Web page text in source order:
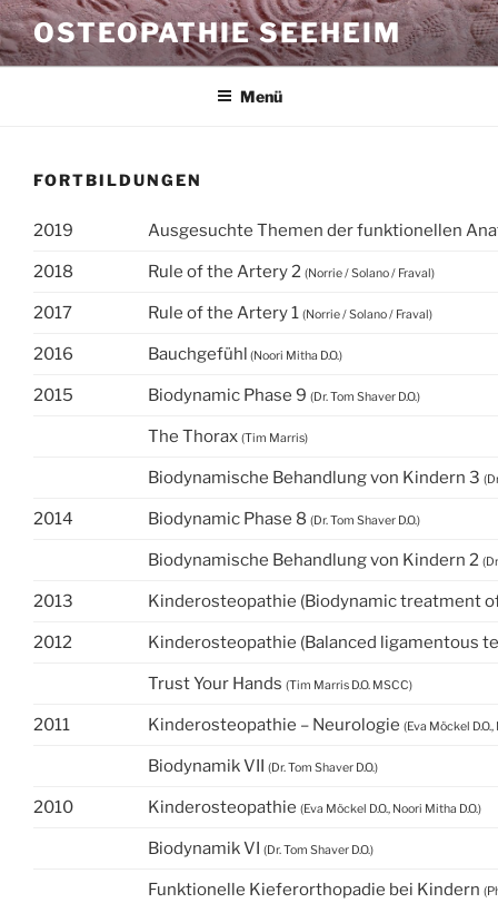
Zum
Inhalt
springen
OSTEOPATHIE SEEHEIM
Menü
FORTBILDUNGEN
2019 Ausgesuchte Themen der funktionellen
2018 Rule of the Artery 2 (Norrie / Solano / Fraval)
2017 Rule of the Artery 1 (Norrie / Solano / Fraval)
2016 Bauchgefühl (Noori Mitha D.O.)
2015 Biodynamic Phase 9 (Dr. Tom Shaver D.O.)
The Thorax (Tim Marris)
Biodynamische Behandlung von Kindern 3
2014 Biodynamic Phase 8 (Dr. Tom Shaver D.O.)
Biodynamische Behandlung von Kindern 2
2013 Kinderosteopathie (Biodynamic treatment
2012 Kinderosteopathie (Balanced ligamentous
Trust Your Hands (Tim Marris D.O. MSCC)
2011 Kinderosteopathie – Neurologie (Eva Möckel
Biodynamik VII (Dr. Tom Shaver D.O.)
2010 Kinderosteopathie (Eva Möckel D.O., Noori Mitha D.O.)
Biodynamik VI (Dr. Tom Shaver D.O.)
Funktionelle Kieferorthopadie bei Kindern